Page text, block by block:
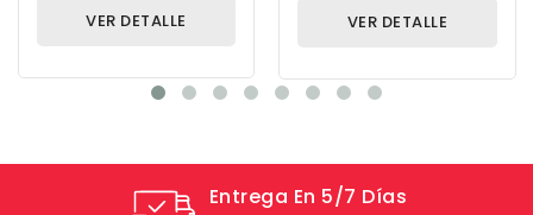
VER DETALLE VER DETALLE
Entrega En 5/7 Días